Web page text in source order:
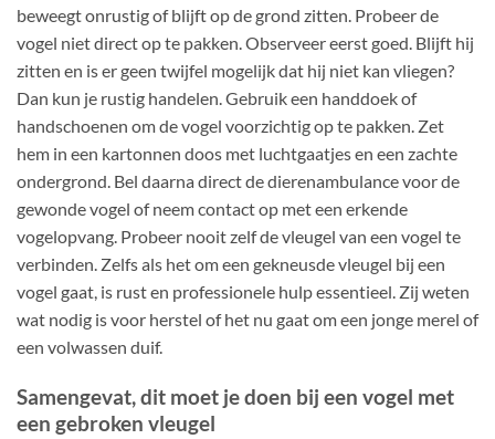
beweegt onrustig of blijft op de grond zitten. Probeer de
vogel niet direct op te pakken. Observeer eerst goed. Blijft hij
zitten en is er geen twijfel mogelijk dat hij niet kan vliegen?
Dan kun je rustig handelen. Gebruik een handdoek of
handschoenen om de vogel voorzichtig op te pakken. Zet
hem in een kartonnen doos met luchtgaatjes en een zachte
ondergrond. Bel daarna direct de dierenambulance voor de
gewonde vogel of neem contact op met een erkende
vogelopvang. Probeer nooit zelf de vleugel van een vogel te
verbinden. Zelfs als het om een gekneusde vleugel bij een
vogel gaat, is rust en professionele hulp essentieel. Zij weten
wat nodig is voor herstel of het nu gaat om een jonge merel of
een volwassen duif.
Samengevat, dit moet je doen bij een vogel met
een gebroken vleugel